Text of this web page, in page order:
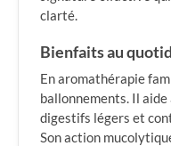
clarté.
Bienfaits au
En aromathérapie
ballonnements. Il
digestifs légers et
Son action